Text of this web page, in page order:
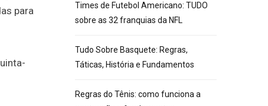
para
Times de Futebol Americano: TUDO
sobre as 32 franquias da NFL
Tudo Sobre Basquete: Regras,
Táticas, História e Fundamentos
Regras do Tênis: como funciona a